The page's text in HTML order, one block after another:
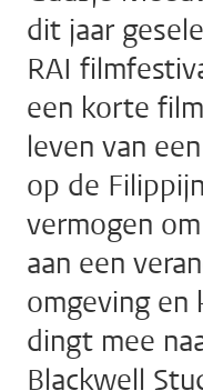
dit jaar
RAI
een korte
leven van
op de
vermogen
aan een
omgeving en
dingt mee
Blackwell